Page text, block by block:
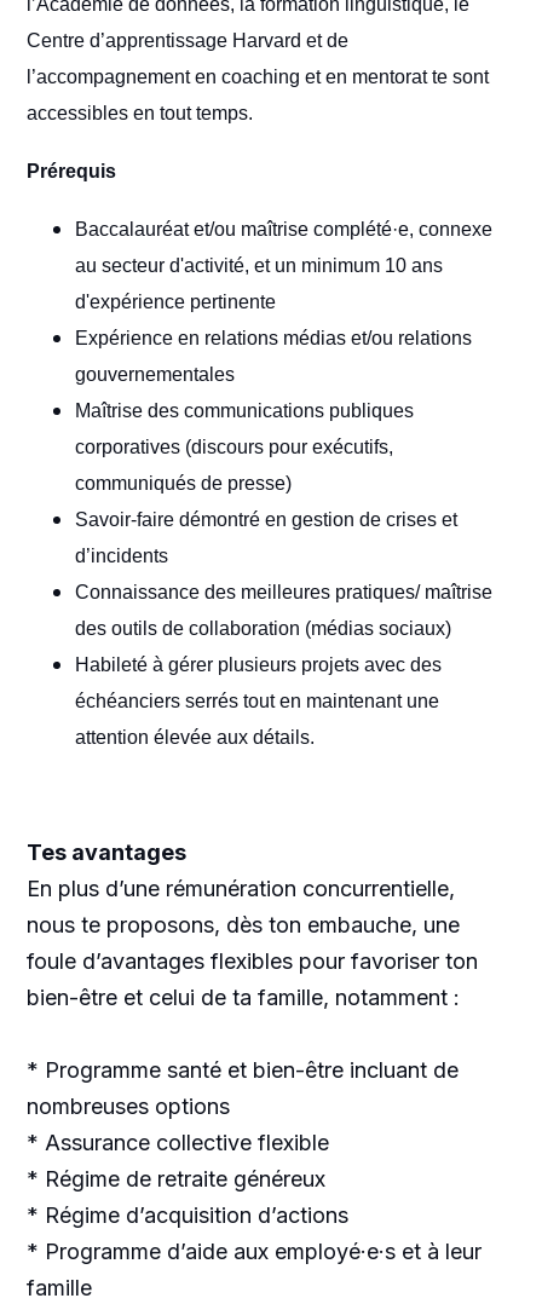
Centre d’apprentissage Harvard et de
l’accompagnement en coaching et en mentorat te sont
accessibles en tout temps.
Prérequis
Baccalauréat et/ou maîtrise complété·e, connexe
au secteur d'activité, et un minimum 10 ans
d'expérience pertinente
Expérience en relations médias et/ou relations
gouvernementales
Maîtrise des communications publiques
corporatives (discours pour exécutifs,
communiqués de presse)
Savoir-faire démontré en gestion de crises et
d’incidents
Connaissance des meilleures pratiques/ maîtrise
des outils de collaboration (médias sociaux)
Habileté à gérer plusieurs projets avec des
échéanciers serrés tout en maintenant une
attention élevée aux détails.
Tes avantages
En plus d’une rémunération concurrentielle,
nous te proposons, dès ton embauche, une
foule d’avantages flexibles pour favoriser ton
bien-être et celui de ta famille, notamment :
* Programme santé et bien-être incluant de
nombreuses options
* Assurance collective flexible
* Régime de retraite généreux
* Régime d’acquisition d’actions
* Programme d’aide aux employé·e·s et à leur
famille